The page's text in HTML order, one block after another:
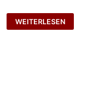
LANGZEIT-
EKG
WEITERLESEN